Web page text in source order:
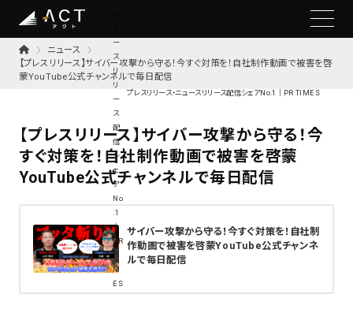
ニュース
【プレスリリース】サイバー攻撃から守る！今すぐ対策を！自社制作動画で被害を啓
蒙YouTube公式チャンネルで毎日配信
【プレスリリース】サイバー攻撃から守る！今
すぐ対策を！自社制作動画で被害を啓蒙
YouTube公式チャンネルで毎日配信
サイバー攻撃から守る！今すぐ対策を！自社制
作動画で被害を啓蒙YouTube公式チャンネ
ルで毎日配信
プレスリリース・ニュースリリース配信シェアNo.1｜PR TIMES